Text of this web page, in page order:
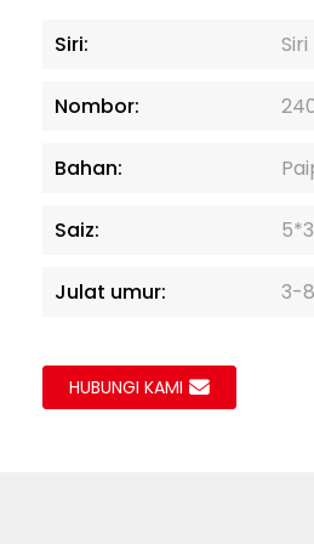
Siri: Siri
Nombor:
Bahan:
Saiz:
Julat umur: 3-8
HUBUNGI KAMI